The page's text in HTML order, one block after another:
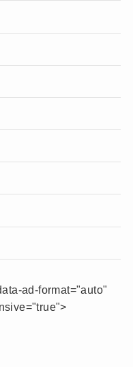
ad-format="auto"